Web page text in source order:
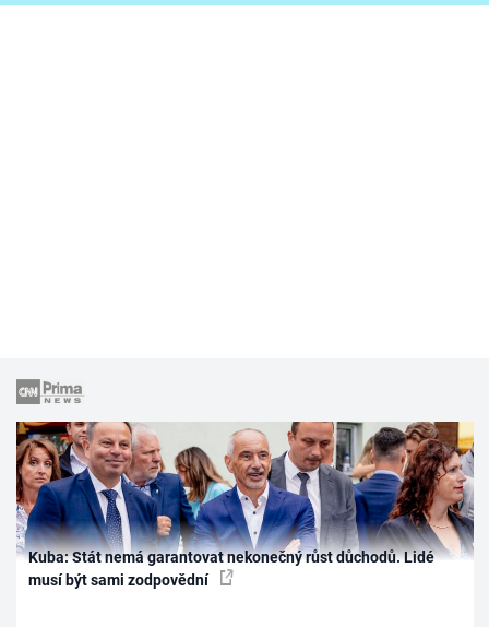
Kuba: Stát nemá garantovat nekonečný růst důchodů. Lidé
musí být sami zodpovědní